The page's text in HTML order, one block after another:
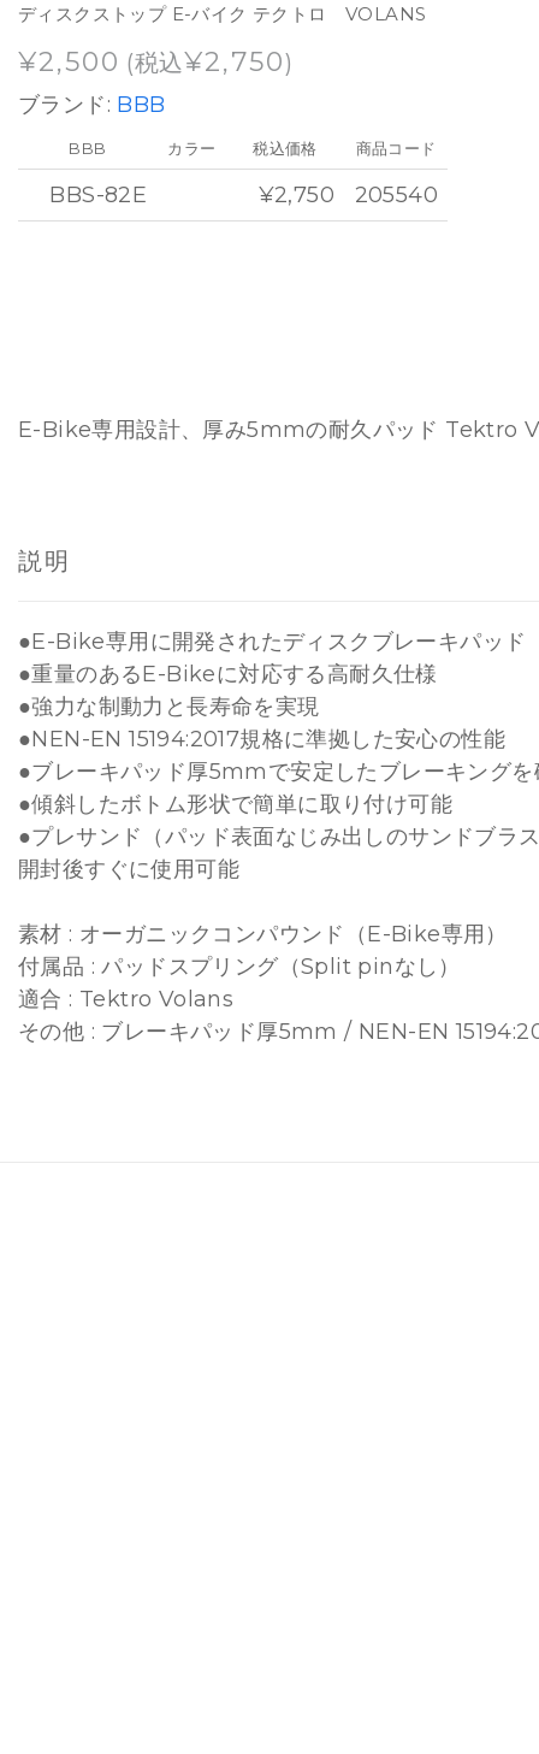
ディスクストップ E-バイク テクトロ VOLANS
¥2,500 (税込¥2,750)
ブランド: BBB
BBB
BBS-82E
カラー 税込価格
¥2,750
商品コード
205540
E-Bike専用設計、厚み5mmの耐久パッド Tektro
説明
●E-Bike専用に開発されたディスクブレーキパッド
●重量のあるE-Bikeに対応する高耐久仕様
●強力な制動力と長寿命を実現
●NEN-EN 15194:2017規格に準拠した安心の性能
●ブレーキパッド厚5mmで安定したブレーキングを
●傾斜したボトム形状で簡単に取り付け可能
●プレサンド（パッド表面なじみ出しのサンドブラ
開封後すぐに使用可能
素材 : オーガニックコンパウンド（E-Bike専用）
付属品 : パッドスプリング（Split pinなし）
適合 : Tektro Volans
その他 : ブレーキパッド厚5mm / NEN-EN